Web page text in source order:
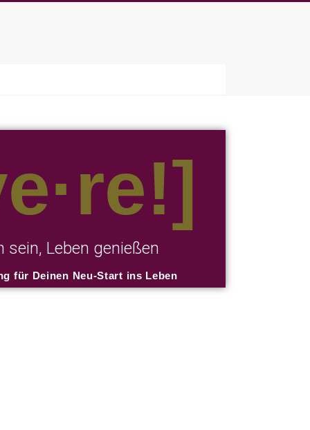
sein, Leben genießen
für Deinen Neu-Start ins Leben